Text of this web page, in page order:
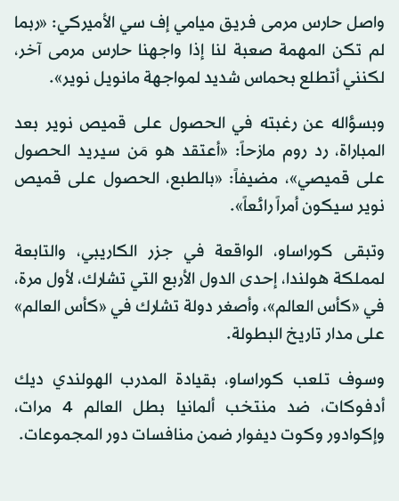
واصل حارس مرمى فريق ميامي إف سي الأميركي: «ربما
لم تكن المهمة صعبة لنا إذا واجهنا حارس مرمى آخر،
لكنني أتطلع بحماس شديد لمواجهة مانويل نوير».
وبسؤاله عن رغبته في الحصول على قميص نوير بعد
المباراة، رد روم مازحاً: «أعتقد هو مَن سيريد الحصول
على قميصي»، مضيفاً: «بالطبع، الحصول على قميص
نوير سيكون أمراً رائعاً».
وتبقى كوراساو، الواقعة في جزر الكاريبي، والتابعة
لمملكة هولندا، إحدى الدول الأربع التي تشارك، لأول مرة،
في «كأس العالم»، وأصغر دولة تشارك في «كأس العالم»
على مدار تاريخ البطولة.
وسوف تلعب كوراساو، بقيادة المدرب الهولندي ديك
أدفوكات، ضد منتخب ألمانيا بطل العالم 4 مرات،
وإكوادور وكوت ديفوار ضمن منافسات دور المجموعات.